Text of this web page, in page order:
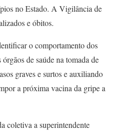
no Estado. A Vigilância de
e óbitos.
o comportamento dos
de saúde na tomada de
graves e surtos e auxiliando
a próxima vacina da gripe a
coletiva a superintendente